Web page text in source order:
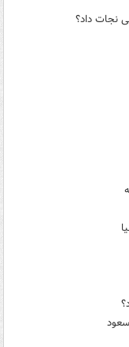
نجات داد؟